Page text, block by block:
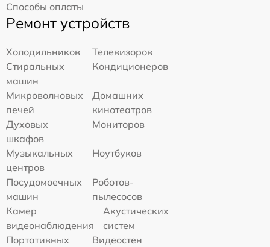
Способы оплаты
Ремонт устройств
Холодильников
Телевизоров
Стиральных
машин
Кондиционеров
Микроволновых
печей
Домашних
кинотеатров
Духовых
шкафов
Мониторов
Музыкальных
центров
Ноутбуков
Посудомоечных
машин
Роботов-
пылесосов
Камер
видеонаблюдения
Акустических
систем
Портативных
Видеостен